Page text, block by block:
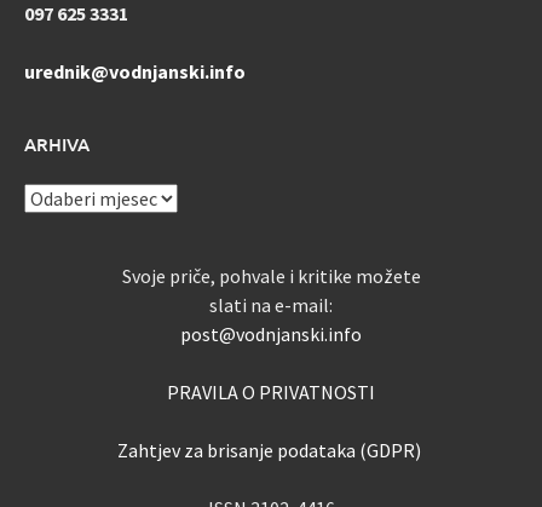
097 625 3331
urednik@vodnjanski.info
ARHIVA
ARHIVA
Svoje priče, pohvale i kritike možete
slati na e-mail:
post@vodnjanski.info
PRAVILA O PRIVATNOSTI
Zahtjev za brisanje podataka (GDPR)